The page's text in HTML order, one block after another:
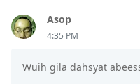
Asop
4:35 PM
Wuih gila dahsyat